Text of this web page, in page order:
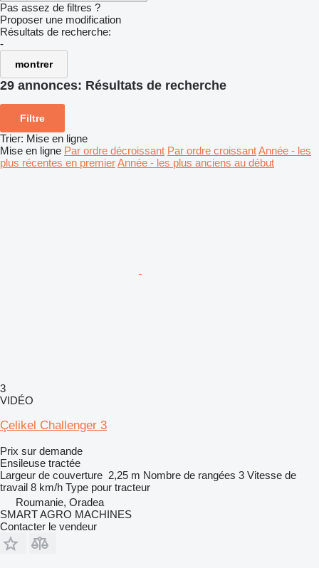
Pas assez de filtres ?
Proposer une modification
Résultats de recherche:
-
montrer
29 annonces: Résultats de recherche
Filtre
Trier: Mise en ligne
Mise en ligne Par ordre décroissant Par ordre croissantAnnée - les
plus récentes en premierAnnée - les plus anciens au début
3
VIDÉO
Çelikel Challenger 3
Prix sur demande
Ensileuse tractée
Largeur de couverture 2,25 m Nombre de rangées 3 Vitesse de
travail 8 km/h Type pour tracteur
Roumanie, Oradea
SMART AGRO MACHINES
Contacter le vendeur